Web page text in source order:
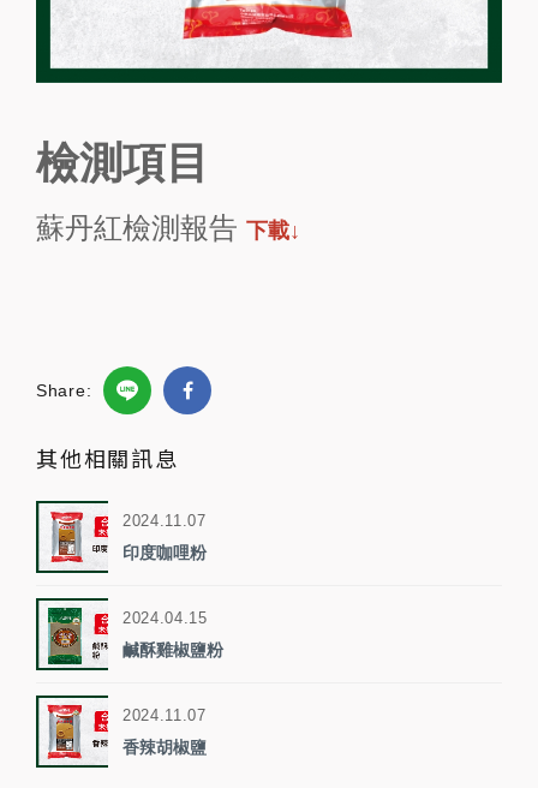
檢測項目
蘇丹紅檢測報告 下載↓
Share:
其他相關訊息
2024.11.07
印度咖哩粉
2024.04.15
鹹酥雞椒鹽粉
2024.11.07
香辣胡椒鹽